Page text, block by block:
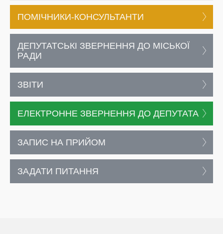
ПОМІЧНИКИ-КОНСУЛЬТАНТИ
ДЕПУТАТСЬКІ ЗВЕРНЕННЯ ДО МІСЬКОЇ
РАДИ
ЗВІТИ
ЕЛЕКТРОННЕ ЗВЕРНЕННЯ ДО ДЕПУТАТА
ЗАПИС НА ПРИЙОМ
ЗАДАТИ ПИТАННЯ